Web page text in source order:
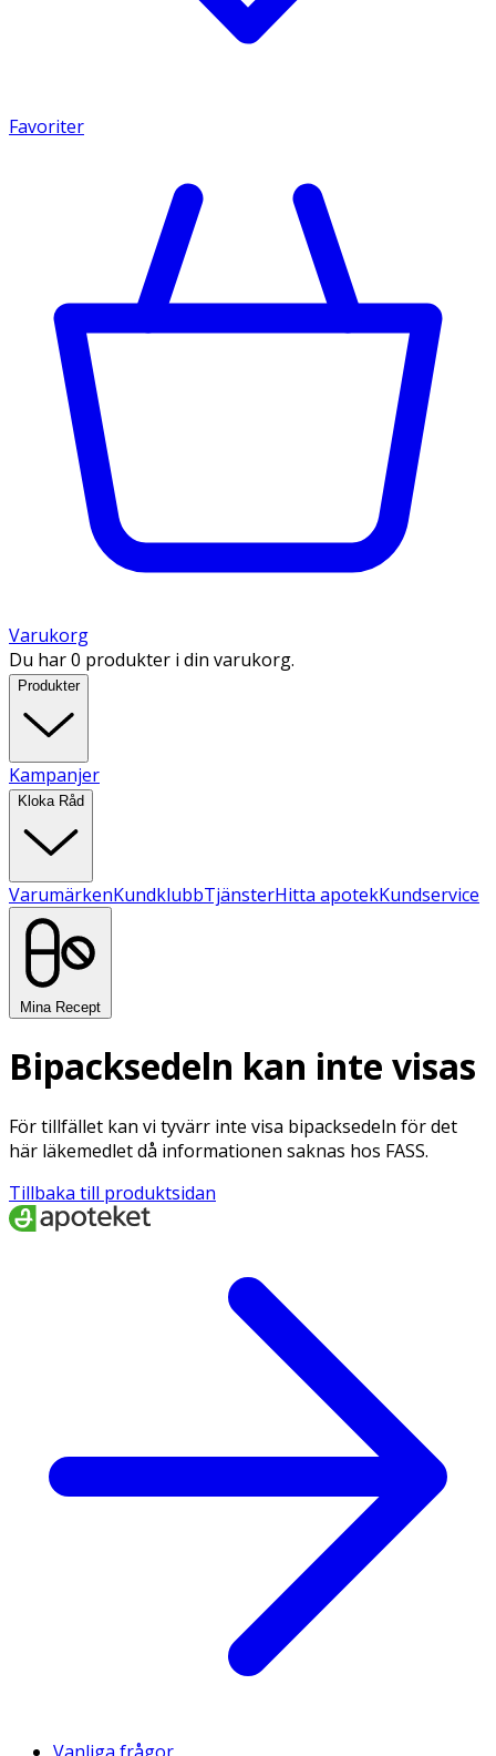
Favoriter
Varukorg
Du har 0 produkter i din varukorg.
Produkter
Kampanjer
Kloka Råd
VarumärkenKundklubbTjänsterHitta apotekKundservice
Mina Recept
Bipacksedeln kan inte visas
För tillfället kan vi tyvärr inte visa bipacksedeln för det
här läkemedlet då informationen saknas hos FASS.
Tillbaka till produktsidan